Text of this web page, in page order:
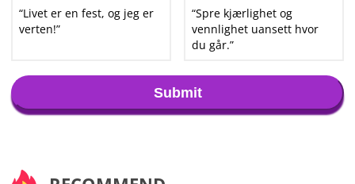
“Livet er en fest, og jeg er
verten!”
“Spre kjærlighet og
vennlighet uansett hvor
du går.”
Submit